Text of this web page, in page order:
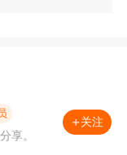
享。
关注